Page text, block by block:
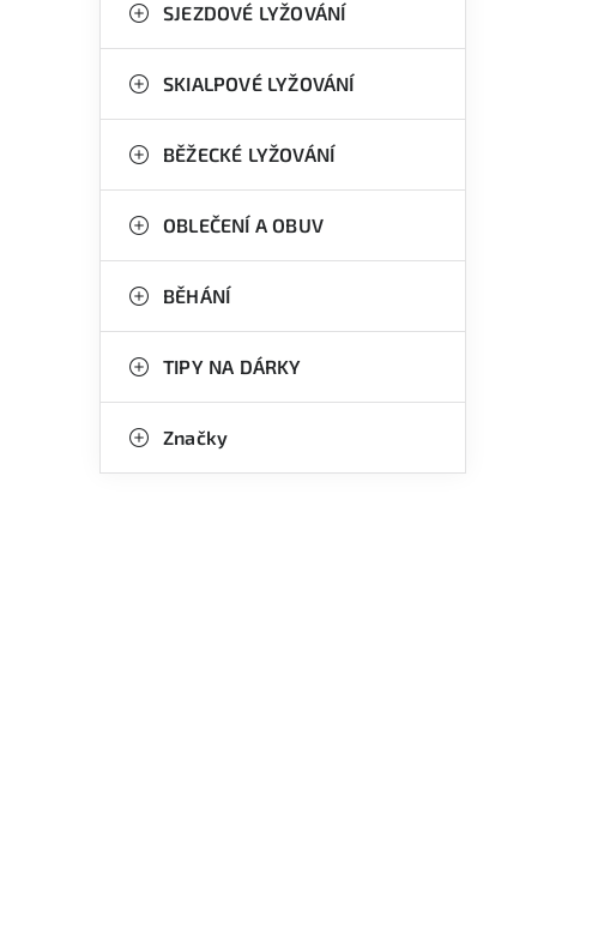
SJEZDOVÉ LYŽOVÁNÍ
SKIALPOVÉ LYŽOVÁNÍ
BĚŽECKÉ LYŽOVÁNÍ
OBLEČENÍ A OBUV
BĚHÁNÍ
TIPY NA DÁRKY
Značky